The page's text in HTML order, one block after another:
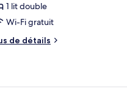
1 lit double
Wi-Fi gratuit
de détails